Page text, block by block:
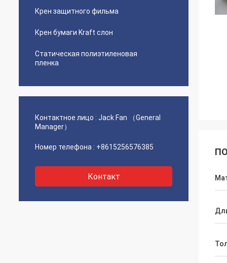
Крен защитного фильма
Крен бумаги Kraft слон
Статическая полиэтиленовая
пленка
Контактное лицо : Jack Fan （General
Manager）
Номер телефона : +8615256576385
Контакт